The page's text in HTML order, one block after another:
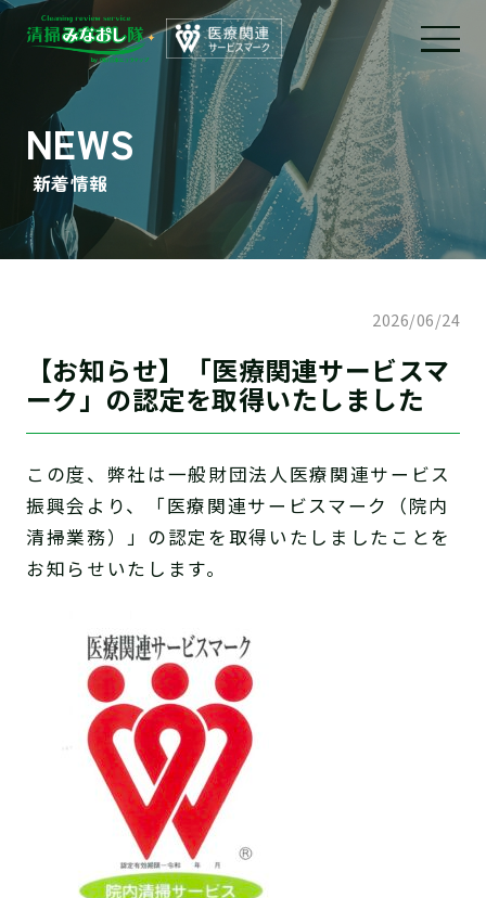
新着情報
NEWS
2026/06/24
【お知らせ】「医療関連サービスマ
ーク」の認定を取得いたしました
この度、弊社は一般財団法人医療関連サービス
振興会より、「医療関連サービスマーク（院内
清掃業務）」の認定を取得いたしましたことを
お知らせいたします。